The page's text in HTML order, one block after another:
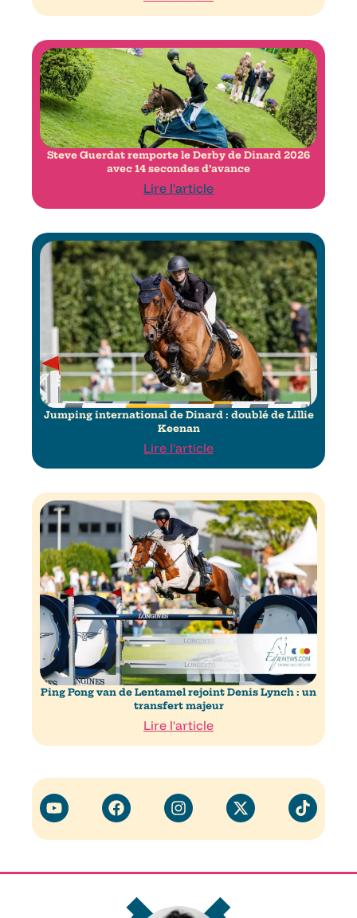
Steve Guerdat remporte le Derby de Dinard 2026
avec 14 secondes d’avance
Lire l'article
Jumping international de Dinard : doublé de Lillie
Keenan
Lire l'article
Ping Pong van de Lentamel rejoint Denis Lynch : un
transfert majeur
Lire l'article